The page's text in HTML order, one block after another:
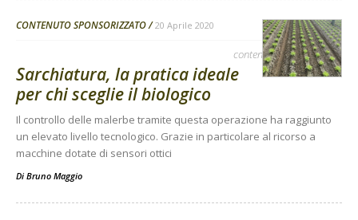
CONTENUTO SPONSORIZZATO 20 Aprile 2020
contenuto sponsorizzato
Sarchiatura, la pratica ideale
per chi sceglie il biologico
Il controllo delle malerbe tramite questa operazione ha raggiunto
un elevato livello tecnologico. Grazie in particolare al ricorso a
macchine dotate di sensori ottici
Di Bruno Maggio